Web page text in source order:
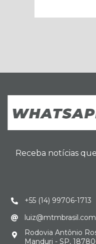
Receba notícias
+55 (14) 99706-1713
Rodovia Antônio
Manduri - SP,